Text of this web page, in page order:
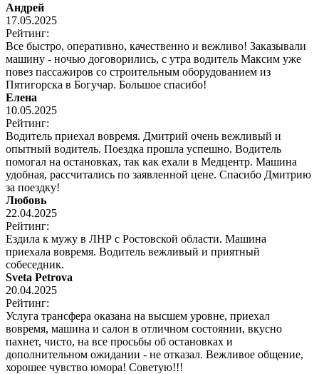
Андрей
17.05.2025
Рейтинг:
Все быстро, оперативно, качественно и вежливо! Заказывали
машину - ночью договорились, с утра водитель Максим уже
повез пассажиров со строительным оборудованием из
Пятигорска в Богучар. Большое спасибо!
Елена
10.05.2025
Рейтинг:
Водитель приехал вовремя. Дмитрий очень вежливый и
опытный водитель. Поездка прошла успешно. Водитель
помогал на остановках, так как ехали в Медцентр. Машина
удобная, рассчитались по заявленной цене. Спасибо Дмитрию
за поездку!
Любовь
22.04.2025
Рейтинг:
Ездила к мужу в ЛНР с Ростовской области. Машина
приехала вовремя. Водитель вежливый и приятный
собеседник.
Sveta Petrova
20.04.2025
Рейтинг:
Услуга трансфера оказана на высшем уровне, приехал
вовремя, машина и салон в отличном состоянии, вкусно
пахнет, чисто, на все просьбы об остановках и
дополнительном ожидании - не отказал. Вежливое общение,
хорошее чувство юмора! Советую!!!